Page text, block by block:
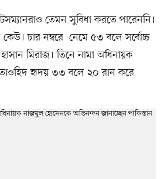
তেমন সুবিধা করতে পারেননি।
চার নম্বরে নেমে ৫৩ বলে সর্বোচ্চ
মিরাজ। তিনে নামা অধিনায়ক
হৃদয় ৩৩ বলে ২০ রান করে